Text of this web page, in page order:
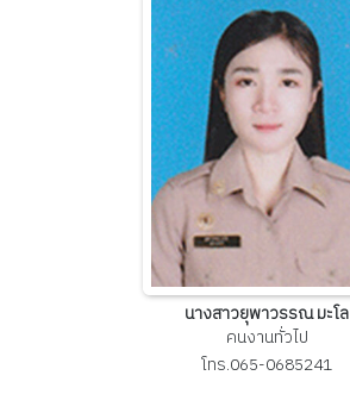
นางสาวยุพาวรรณ มะโล
คนงานทั่วไป
โทร.065-0685241